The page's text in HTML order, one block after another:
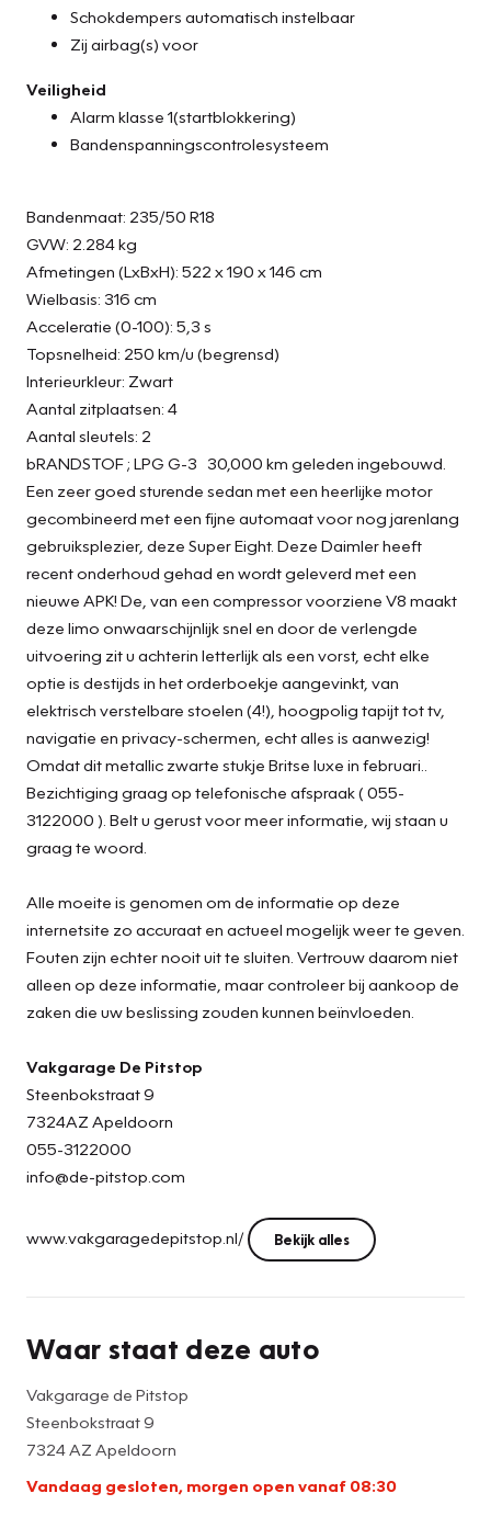
Schokdempers automatisch instelbaar
Zij airbag(s) voor
Veiligheid
Alarm klasse 1(startblokkering)
Bandenspanningscontrolesysteem
Bandenmaat: 235/50 R18
GVW: 2.284 kg
Afmetingen (LxBxH): 522 x 190 x 146 cm
Wielbasis: 316 cm
Acceleratie (0-100): 5,3 s
Topsnelheid: 250 km/u (begrensd)
Interieurkleur: Zwart
Aantal zitplaatsen: 4
Aantal sleutels: 2
bRANDSTOF ; LPG G-3 30,000 km geleden ingebouwd.
Een zeer goed sturende sedan met een heerlijke motor
gecombineerd met een fijne automaat voor nog jarenlang
gebruiksplezier, deze Super Eight. Deze Daimler heeft
recent onderhoud gehad en wordt geleverd met een
nieuwe APK! De, van een compressor voorziene V8 maakt
deze limo onwaarschijnlijk snel en door de verlengde
uitvoering zit u achterin letterlijk als een vorst, echt elke
optie is destijds in het orderboekje aangevinkt, van
elektrisch verstelbare stoelen (4!), hoogpolig tapijt tot tv,
navigatie en privacy-schermen, echt alles is aanwezig!
Omdat dit metallic zwarte stukje Britse luxe in februari..
Bezichtiging graag op telefonische afspraak ( 055-
3122000 ). Belt u gerust voor meer informatie, wij staan u
graag te woord.
Alle moeite is genomen om de informatie op deze
internetsite zo accuraat en actueel mogelijk weer te geven.
Fouten zijn echter nooit uit te sluiten. Vertrouw daarom niet
alleen op deze informatie, maar controleer bij aankoop de
zaken die uw beslissing zouden kunnen beïnvloeden.
Vakgarage De Pitstop
Steenbokstraat 9
7324AZ Apeldoorn
055-3122000
info@de-pitstop.com
www.vakgaragedepitstop.nl/ Bekijk alles
Waar staat deze auto
Vakgarage de Pitstop
Steenbokstraat 9
7324 AZ Apeldoorn
Vandaag gesloten, morgen open vanaf 08:30